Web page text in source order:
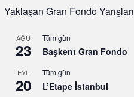
Yaklaşan Gran Fondo Yarışları
AĞU
23
Tüm gün
Başkent Gran Fondo
EYL
20
Tüm gün
L’Etape İstanbul